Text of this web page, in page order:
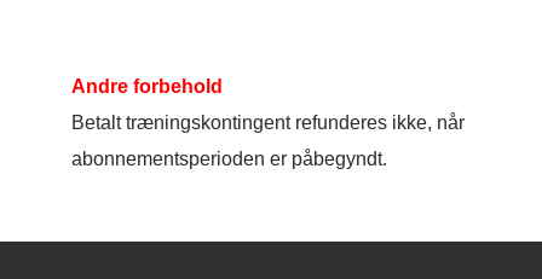
Andre forbehold
Betalt træningskontingent refunderes ikke, når
abonnementsperioden er påbegyndt.